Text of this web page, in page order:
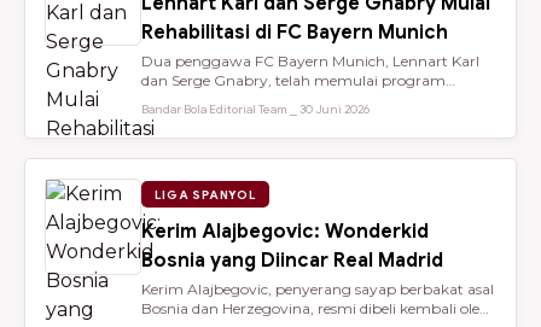
Rehabilitasi di FC Bayern Munich
Dua penggawa FC Bayern Munich, Lennart Karl
dan Serge Gnabry, telah memulai program
Bandar Bola Editorial Team ⎯ 30 Juni 2026
LIGA SPANYOL
Kerim Alajbegovic: Wonderkid
Bosnia yang Diincar Real Madrid
Kerim Alajbegovic, penyerang sayap berbakat asal
Bosnia dan Herzegovina, resmi dibeli kembali oleh